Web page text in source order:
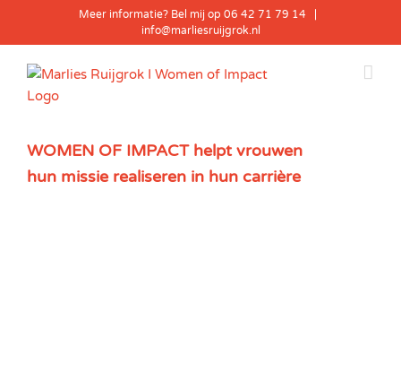
Meer informatie? Bel mij op 06 42 71 79 14
info@marliesruijgrok.nl
WOMEN OF IMPACT helpt vrouwen
hun missie realiseren in hun carrière